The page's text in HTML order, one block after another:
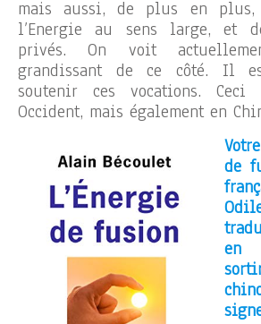
mais aussi, de plus en plus,
l’Energie au sens large, et
privés. On voit
grandissant de ce côté. Il
soutenir ces vocations.
Occident, mais également en
de
en